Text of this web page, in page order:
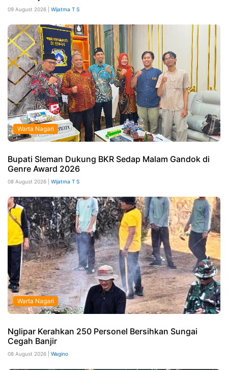
09 August 2026 | Wijatma T S
Warta Nagari
Bupati Sleman Dukung BKR Sedap Malam Gandok di
Genre Award 2026
08 August 2026 | Wijatma T S
Warta Nagari
Nglipar Kerahkan 250 Personel Bersihkan Sungai
Cegah Banjir
08 August 2026 | Wagino